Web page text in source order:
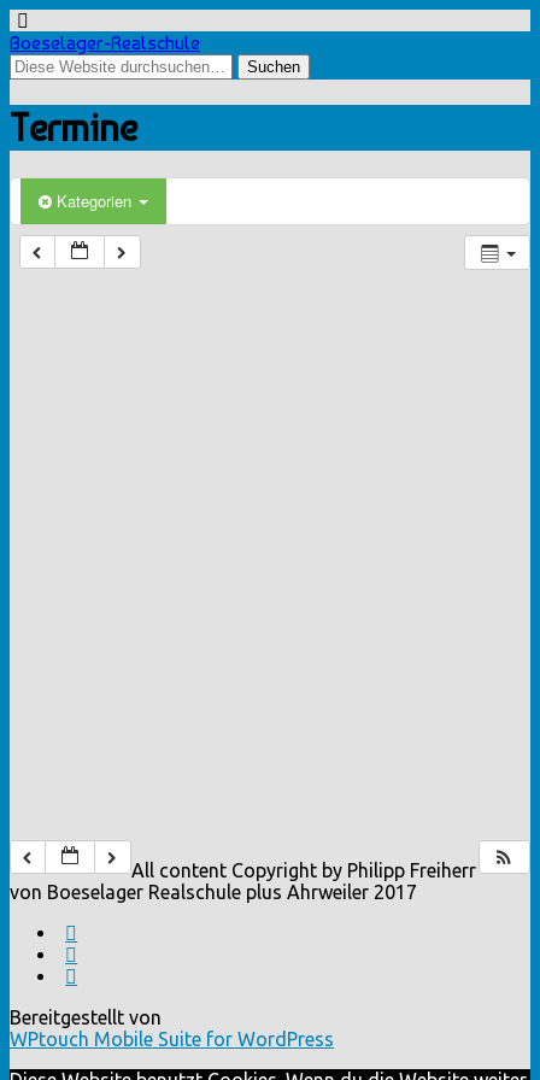
Boeselager-Realschule
Termine
Kategorien
All content Copyright by Philipp Freiherr
von Boeselager Realschule plus Ahrweiler 2017
Bereitgestellt von
WPtouch Mobile Suite for WordPress